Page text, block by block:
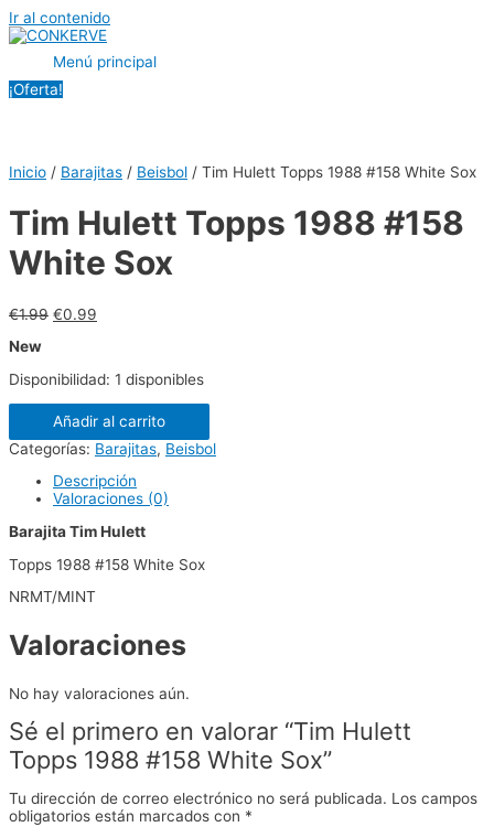
Ir al contenido
Menú principal
¡Oferta!
Inicio / Barajitas / Beisbol / Tim Hulett Topps 1988 #158 White Sox
Tim Hulett Topps 1988 #158
White Sox
€1.99 €0.99
New
Disponibilidad: 1 disponibles
Añadir al carrito
Categorías: Barajitas, Beisbol
Descripción
Valoraciones (0)
Barajita Tim Hulett
Topps 1988 #158 White Sox
NRMT/MINT
Valoraciones
No hay valoraciones aún.
Sé el primero en valorar “Tim Hulett
Topps 1988 #158 White Sox”
Tu dirección de correo electrónico no será publicada. Los campos
obligatorios están marcados con *